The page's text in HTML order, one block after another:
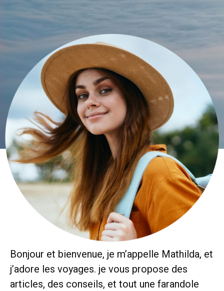
Bonjour et bienvenue, je m’appelle Mathilda, et
j’adore les voyages. je vous propose des
articles, des conseils, et tout une farandole